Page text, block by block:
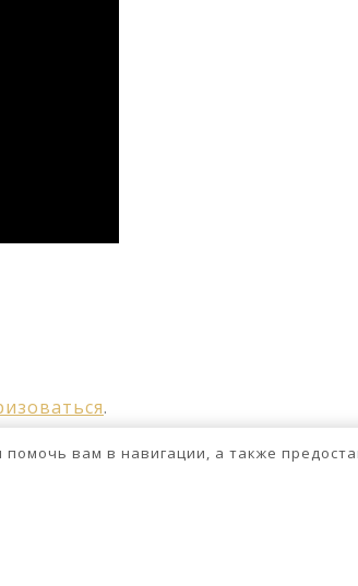
.
помочь вам в навигации, а также